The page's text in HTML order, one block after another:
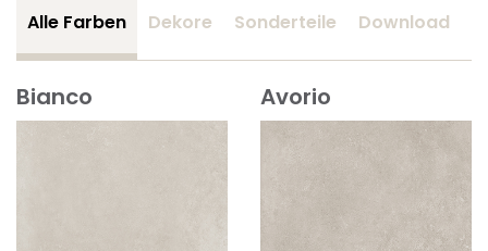
Alle Farben Dekore Sonderteile Download
Bianco Avorio